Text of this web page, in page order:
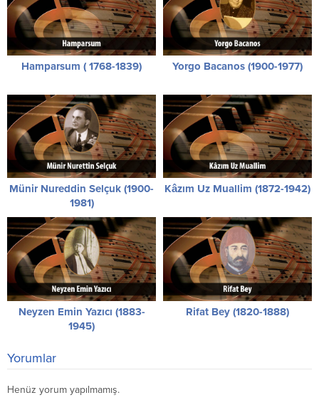
Hamparsum ( 1768-1839) Yorgo Bacanos (1900-1977)
Münir Nureddin Selçuk (1900-
1981)
Kâzım Uz Muallim (1872-1942)
Neyzen Emin Yazıcı (1883-
1945)
Rifat Bey (1820-1888)
Yorumlar
Henüz yorum yapılmamış.